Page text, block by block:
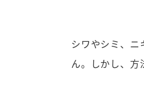
シワやシミ、
ん。しかし、方